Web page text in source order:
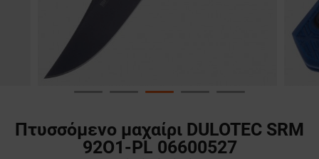
Πτυσσόμενο μαχαίρι DULOTEC SRM
92О1-PL 06600527